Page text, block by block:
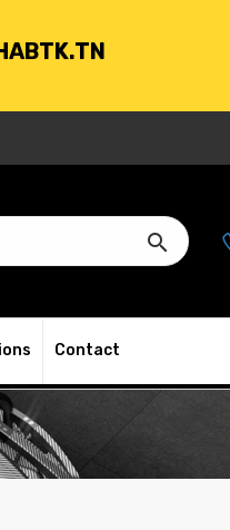
250DT D'ACHATS
250DT D'ACHATS

Contact